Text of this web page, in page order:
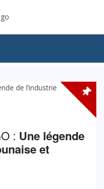
: Une légende
et